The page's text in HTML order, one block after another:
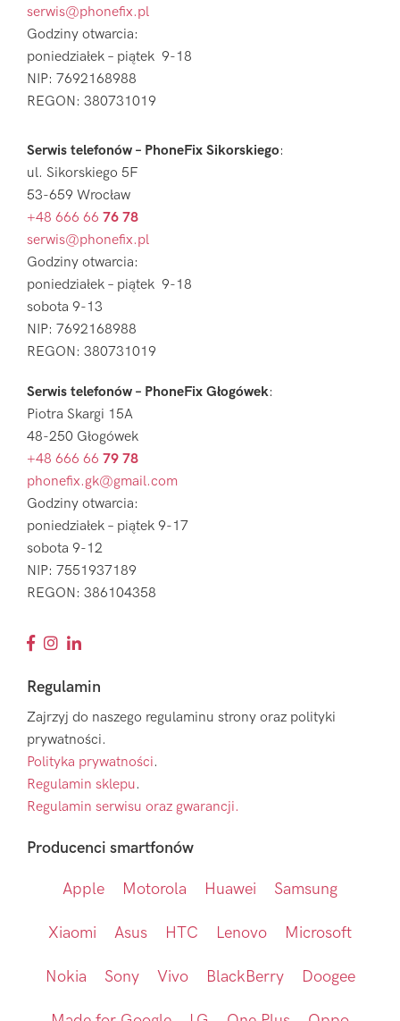
serwis@phonefix.pl
Godziny otwarcia:
poniedziałek – piątek 9-18
NIP: 7692168988
REGON: 380731019
Serwis telefonów – PhoneFix Sikorskiego:
ul. Sikorskiego 5F
53-659 Wrocław
+48 666 66 76 78
serwis@phonefix.pl
Godziny otwarcia:
poniedziałek – piątek 9-18
sobota 9-13
NIP: 7692168988
REGON: 380731019
Serwis telefonów – PhoneFix Głogówek:
Piotra Skargi 15A
48-250 Głogówek
+48 666 66 79 78
phonefix.gk@gmail.com
Godziny otwarcia:
poniedziałek – piątek 9-17
sobota 9-12
NIP: 7551937189
REGON: 386104358
Regulamin
Zajrzyj do naszego regulaminu strony oraz polityki
prywatności.
Polityka prywatności.
Regulamin sklepu.
Regulamin serwisu oraz gwarancji.
Producenci smartfonów
Apple Motorola Huawei Samsung
Xiaomi Asus HTC Lenovo Microsoft
Nokia Sony Vivo BlackBerry Doogee